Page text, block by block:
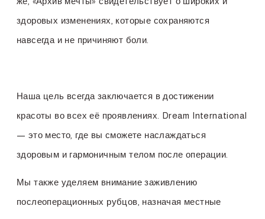
здоровых изменениях, которые сохраняются
навсегда и не причиняют боли.
Наша цель всегда заключается в достижении
красоты во всех её проявлениях. Dream International
— это место, где вы сможете наслаждаться
здоровым и гармоничным телом после операции.
Мы также уделяем внимание заживлению
послеоперационных рубцов, назначая местные